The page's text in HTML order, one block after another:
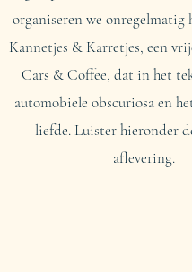
organiseren we onregelmatig
Kannetjes & Karretjes, een
Cars & Coffee, dat in het
automobiele obscuriosa en
liefde. Luister hieronder
aflevering.